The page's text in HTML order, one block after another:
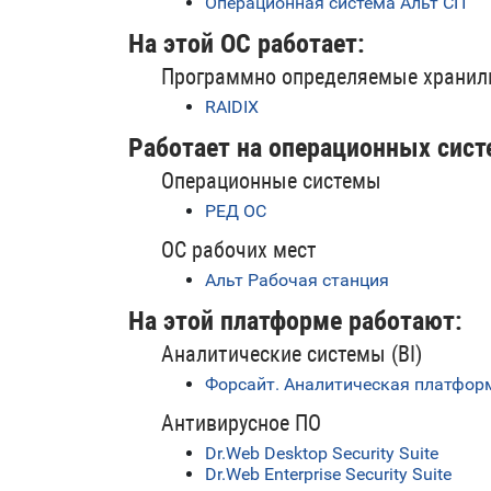
На этой ОС работает:
Программно определяемые
RAIDIX
Работает на операционных
Операционные системы
РЕД ОС
ОС рабочих мест
Альт Рабочая станция
На этой платформе работают:
Аналитические системы (BI)
Форсайт. Аналитическая
Антивирусное ПО
Dr.Web Desktop Security Suite
Dr.Web Enterprise Security Suite